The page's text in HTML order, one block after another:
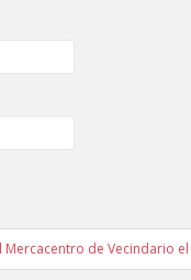
entradas
Mercacentro de Vecindario